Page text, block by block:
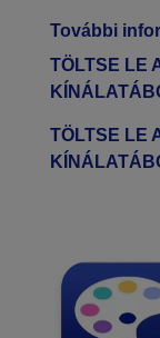
További
TÖLTSE LE
TÖLTSE LE